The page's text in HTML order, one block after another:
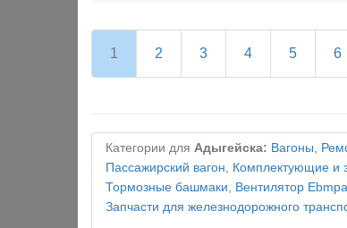
1 2 3 4 5 6
Категории для Адыгейска: Вагоны,
Пассажирский вагон, Комплектующие и
Тормозные башмаки, Вентилятор
Запчасти для железнодорожного